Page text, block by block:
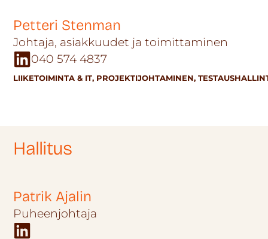
Petteri Stenman
Johtaja, asiakkuudet ja toimittaminen
040 574 4837
LIIKETOIMINTA & IT, PROJEKTIJOHTAMINEN,
Hallitus
Patrik Ajalin
Puheenjohtaja